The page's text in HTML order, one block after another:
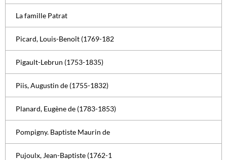
La famille Patrat
Picard, Louis-Benoît (1769-182
Pigault-Lebrun (1753-1835)
Piis, Augustin de (1755-1832)
Planard, Eugène de (1783-1853)
Pompigny. Baptiste Maurin de
Pujoulx, Jean-Baptiste (1762-1